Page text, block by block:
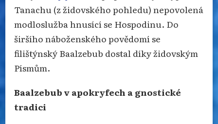
Tanachu (z židovského pohledu) nepovolená
modloslužba hnusící se Hospodinu. Do
širšího náboženského povědomí se
filištýnský Baalzebub dostal díky židovským
Písmům.
Baalzebub v apokryfech a gnostické
tradici